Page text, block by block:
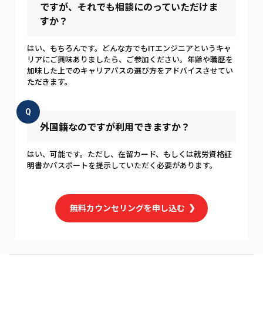
ですが、それでも相談にのっていただけま
すか？
はい、もちろんです。どんな方でもITエンジニアというキャ
リアにご興味ありましたら、ご参加ください。年齢や職歴を
加味した上でのキャリアパスの選び方をアドバイスさせてい
ただきます。
Q
外国籍なのですが利用できますか？
はい、可能です。ただし、在留カード、もしくは就労資格証
明書かパスポートを提示していただく必要があります。
無料カウンセリングを申し込む